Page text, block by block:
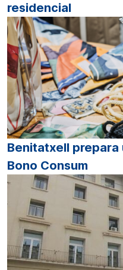
residencial
Benitatxell prepara
Bono Consum